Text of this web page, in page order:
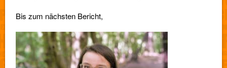
Bis zum nächsten Bericht,